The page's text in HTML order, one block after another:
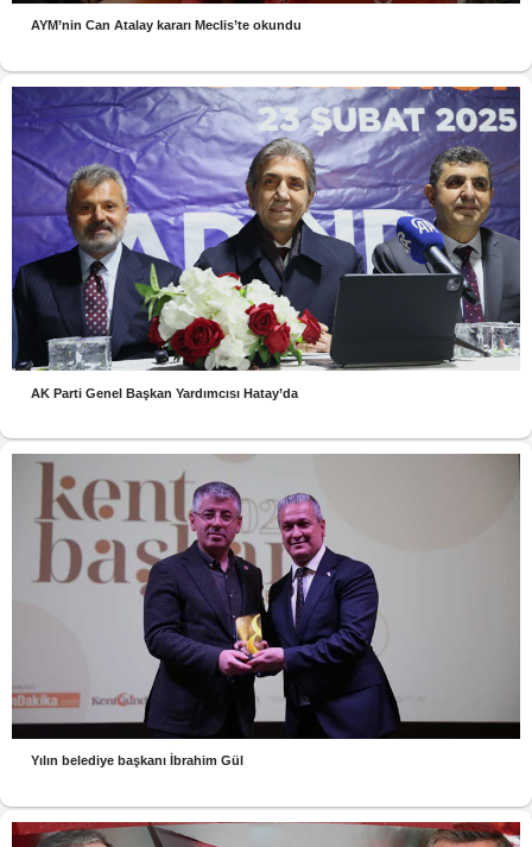
AYM’nin Can Atalay kararı Meclis’te okundu
AK Parti Genel Başkan Yardımcısı Hatay’da
Yılın belediye başkanı İbrahim Gül